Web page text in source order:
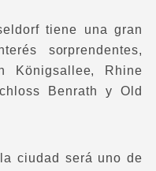
tiene una gran
sorprendentes,
Königsallee, Rhine
Benrath y Old
ciudad será uno de